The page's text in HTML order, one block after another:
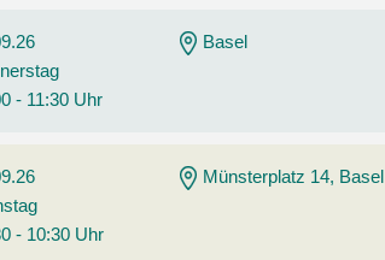
- 11:30 Uhr
Basel
- 10:30 Uhr
Münsterplatz 14, Basel